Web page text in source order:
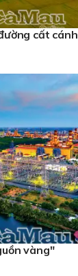
cất cánh
vàng"